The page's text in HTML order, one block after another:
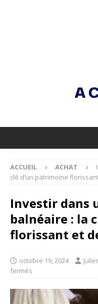
ACCUEIL ACHAT
clé d’un patrimoine
Investir dans
balnéaire : la
florissant et
octobre 19, 2024
fermés